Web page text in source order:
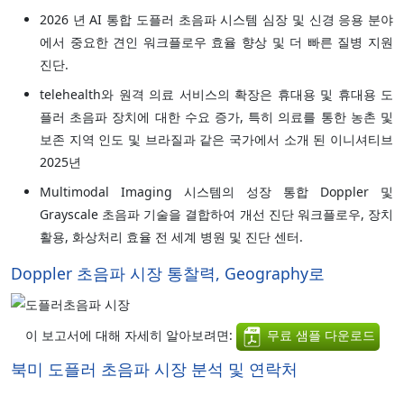
2026 년 AI 통합 도플러 초음파 시스템 심장 및 신경 응용 분야
에서 중요한 견인 워크플로우 효율 향상 및 더 빠른 질병 지원
진단.
telehealth와 원격 의료 서비스의 확장은 휴대용 및 휴대용 도
플러 초음파 장치에 대한 수요 증가, 특히 의료를 통한 농촌 및
보존 지역 인도 및 브라질과 같은 국가에서 소개 된 이니셔티브
2025년
Multimodal Imaging 시스템의 성장 통합 Doppler 및
Grayscale 초음파 기술을 결합하여 개선 진단 워크플로우, 장치
활용, 화상처리 효율 전 세계 병원 및 진단 센터.
Doppler 초음파 시장 통찰력, Geography로
이 보고서에 대해 자세히 알아보려면: 무료 샘플 다운로드
북미 도플러 초음파 시장 분석 및 연락처